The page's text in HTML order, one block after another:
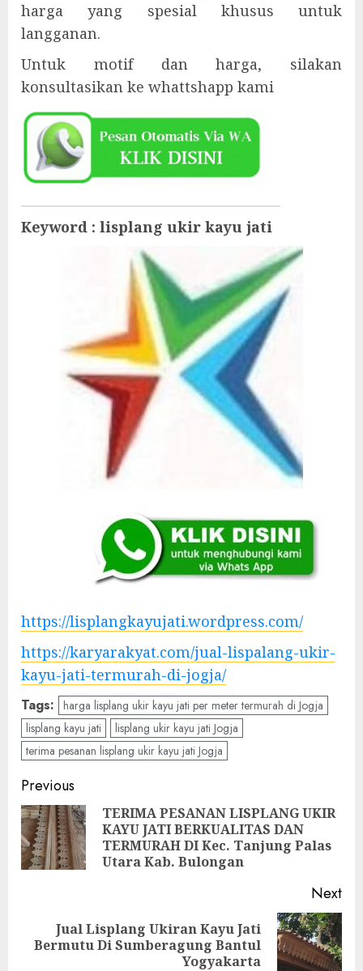
harga yang spesial khusus untuk
langganan.
Untuk motif dan harga, silakan
konsultasikan ke whattshapp kami
Keyword : lisplang ukir kayu jati
https://lisplangkayujati.wordpress.com/
https://karyarakyat.com/jual-lispalang-ukir-
kayu-jati-termurah-di-jogja/
Tags: harga lisplang ukir kayu jati per meter termurah di Jogja
lisplang kayu jati
lisplang ukir kayu jati Jogja
terima pesanan lisplang ukir kayu jati Jogja
Previous
TERIMA PESANAN LISPLANG UKIR
KAYU JATI BERKUALITAS DAN
TERMURAH DI Kec. Tanjung Palas
Utara Kab. Bulongan
Next
Jual Lisplang Ukiran Kayu Jati
Bermutu Di Sumberagung Bantul
Yogyakarta